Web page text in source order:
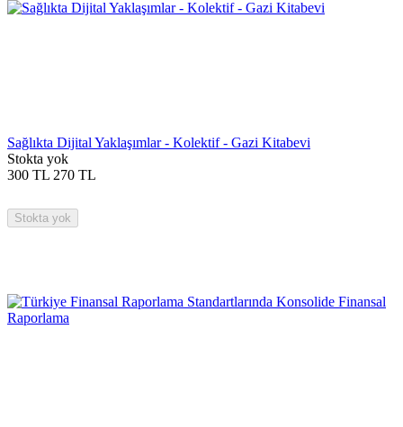
Sağlıkta Dijital Yaklaşımlar - Kolektif - Gazi Kitabevi
Stokta yok
300 TL 270 TL
Stokta yok